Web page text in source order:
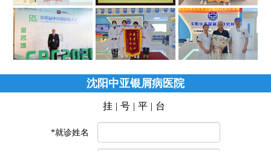
沈阳中亚银屑病医院
挂|号|平|台
*就诊姓名